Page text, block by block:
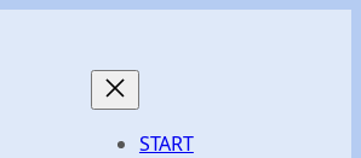
START